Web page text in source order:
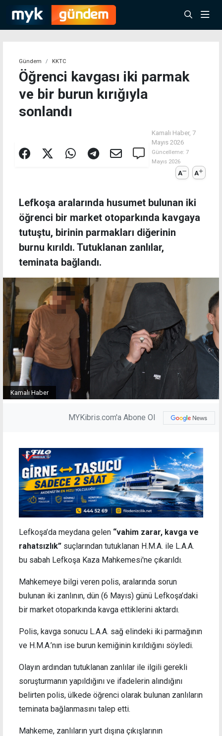
Gündem KKTC
Öğrenci kavgası iki parmak
ve bir burun kırığıyla
sonlandı
Kamalı Haber,7
Mayıs 2026
Güncelleme:7
Mayıs 2026
A A
Lefkoşa aralarında husumet bulunan iki
öğrenci bir market otoparkında kavgaya
tutuştu, birinin parmakları diğerinin
burnu kırıldı. Tutuklanan zanlılar,
teminata bağlandı.
Kamalı Haber
MYKibris.com'a Abone Ol
Lefkoşa’da meydana gelen “vahim zarar, kavga ve
rahatsızlık” suçlarından tutuklanan H.M.A. ile L.A.A.
bu sabah Lefkoşa Kaza Mahkemesi'ne çıkarıldı.
Mahkemeye bilgi veren polis, aralarında sorun
bulunan iki zanlının, dün (6 Mayıs) günü Lefkoşa’daki
bir market otoparkında kavga ettiklerini aktardı.
Polis, kavga sonucu L.A.A. sağ elindeki iki parmağının
ve H.M.A.’nın ise burun kemiğinin kırıldığını söyledi.
Olayın ardından tutuklanan zanlılar ile ilgili gerekli
soruşturmanın yapıldığını ve ifadelerin alındığını
belirten polis, ülkede öğrenci olarak bulunan zanlıların
teminata bağlanmasını talep etti.
Mahkeme, zanlıların yurt dışına çıkışlarının